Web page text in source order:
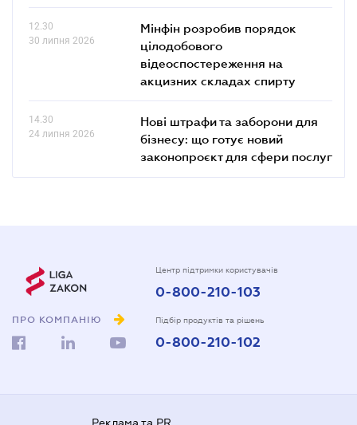
12.30
30 липня 2026
Мінфін розробив порядок
цілодобового
відеоспостереження на
акцизних складах спирту
14.30
24 липня 2026
Нові штрафи та заборони для
бізнесу: що готує новий
законопроєкт для сфери послуг
ПРО КОМПАНІЮ
Центр підтримки користувачів
0-800-210-103
Підбір продуктів та рішень
0-800-210-102